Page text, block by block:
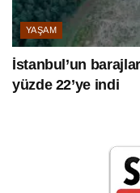
YAŞAM
İstanbul’un
yüzde 22’ye indi